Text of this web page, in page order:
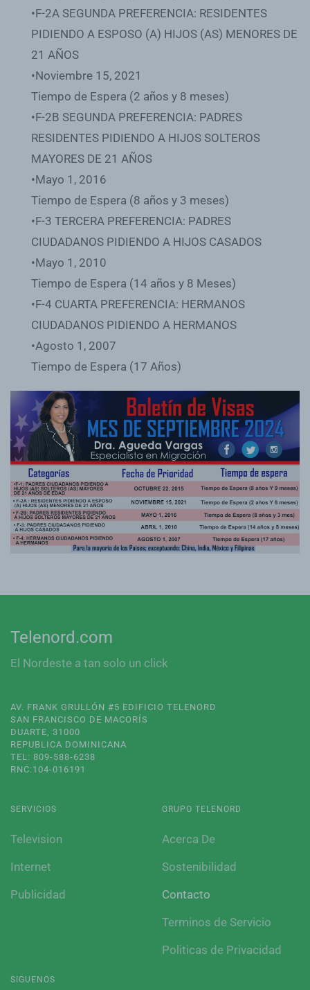
•F-2A SEGUNDA PREFERENCIA: RESIDENTES
PIDIENDO A ESPOSO (A) HIJOS (AS) MENORES DE
21 AÑOS
•Noviembre 15, 2021
Tiempo de Espera (2 años y 8 meses)
•F-2B SEGUNDA PREFERENCIA: PADRES
RESIDENTES PIDIENDO A HIJOS SOLTEROS
MAYORES DE 21 AÑOS
•Mayo 1, 2016
Tiempo de Espera (8 años y 3 meses)
•F-3 TERCERA PREFERENCIA: PADRES
CIUDADANOS PIDIENDO A HIJOS CASADOS
•Mayo 1, 2010
Tiempo de Espera (14 años y 8 Meses)
•F-4 CUARTA PREFERENCIA: HERMANOS
CIUDADANOS PIDIENDO A HERMANOS
•Agosto 1, 2007
Tiempo de Espera (17 Años)
Telenord.com
El Nordeste a tan solo un click
AV. FRANK GRULLÓN #5 EDIFICIO TELENORD
SAN FRANCISCO DE MACORÍS
DUARTE, 31000
REPUBLICA DOMINICANA
TEL: 809-588-6238
RNC:104-016191
SERVICIOS
Television
Internet
Publicidad
GRUPO TELENORD
Acerca De
Sostenibilidad
Contacto
Terminos de Servicio
Politicas de Privacidad
SIGUENOS